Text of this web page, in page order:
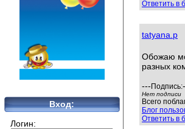
Вход:
Логин:
Ответить в
tatyana.p
Обожаю
разных
--- Подпись:
Нет подписи
Всего
Блог
Ответить в